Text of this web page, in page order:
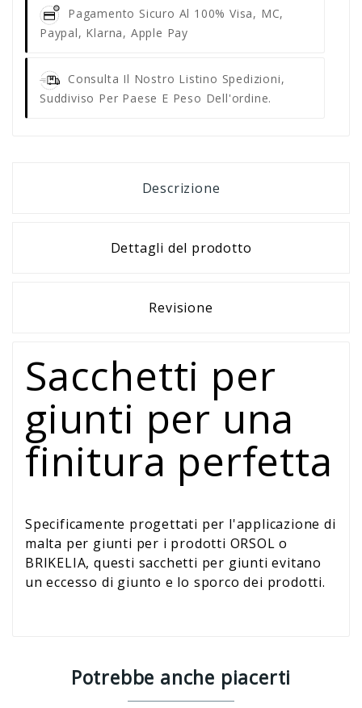
Pagamento Sicuro Al 100%Visa, MC,
Paypal, Klarna, Apple Pay
Consulta Il Nostro Listino Spedizioni,
Suddiviso Per Paese E Peso Dell'ordine.
Descrizione
Dettagli del prodotto
Revisione
Sacchetti per
giunti per una
finitura perfetta
Specificamente progettati per l'applicazione di
malta per giunti per i prodotti ORSOL o
BRIKELIA, questi sacchetti per giunti evitano
un eccesso di giunto e lo sporco dei prodotti.
Potrebbe anche piacerti